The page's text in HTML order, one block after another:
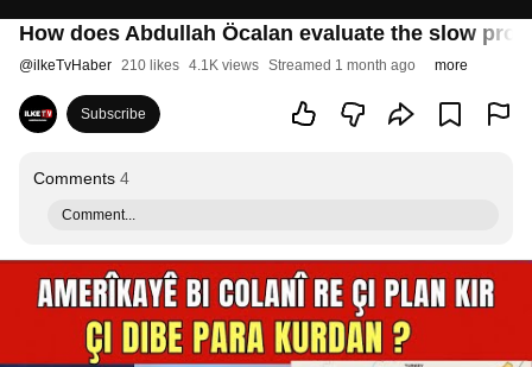
How does Abdullah Öcalan evaluate the slow
@ilkeTvHaber 210 likes 4.1K views Streamed 1 month ago more
Subscribe
Comments 4
Comment...